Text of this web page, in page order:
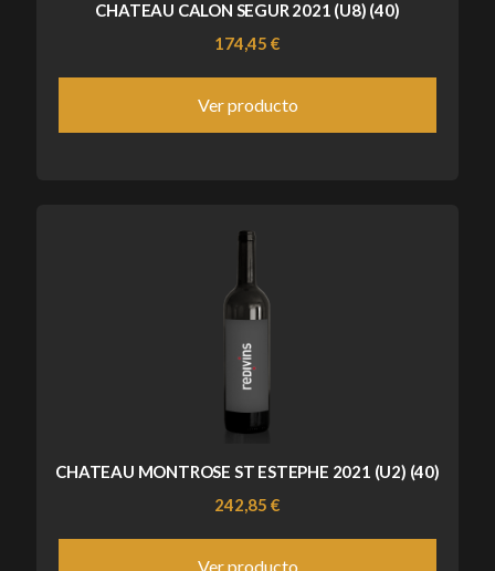
CHATEAU CALON SEGUR 2021 (U8) (40)
174,45 €
Ver producto
CHATEAU MONTROSE ST ESTEPHE 2021 (U2) (40)
242,85 €
Ver producto